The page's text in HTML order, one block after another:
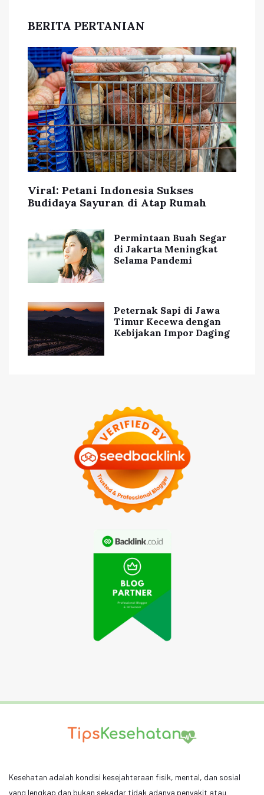
BERITA PERTANIAN
Viral: Petani Indonesia Sukses
Budidaya Sayuran di Atap Rumah
Permintaan Buah Segar
di Jakarta Meningkat
Selama Pandemi
Peternak Sapi di Jawa
Timur Kecewa dengan
Kebijakan Impor Daging
Kesehatan adalah kondisi kesejahteraan fisik, mental, dan sosial
yang lengkap dan bukan sekadar tidak adanya penyakit atau